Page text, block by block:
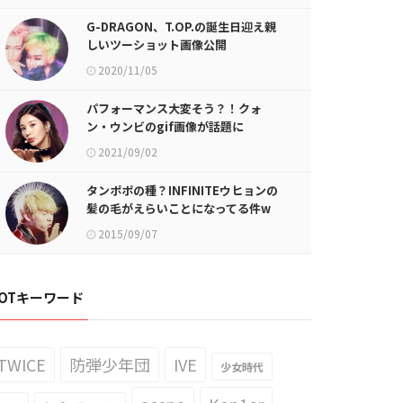
G-DRAGON、T.OP.の誕生日迎え親
しいツーショット画像公開
2020/11/05
パフォーマンス大変そう？！クォ
ン・ウンビのgif画像が話題に
2021/09/02
タンポポの種？INFINITEウヒョンの
髪の毛がえらいことになってる件w
2015/09/07
キーワード
防弾少年団 IVE 少女時代